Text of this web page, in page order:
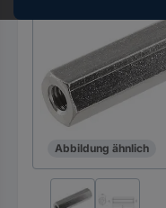
ein
Abbildung ähnlich